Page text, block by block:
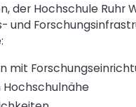
der Hochschule Ruhr
und
mit